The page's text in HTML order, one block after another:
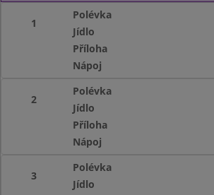
1
Polévka
Jídlo
Příloha
Nápoj
2
Polévka
Jídlo
Příloha
Nápoj
3
Polévka
Jídlo